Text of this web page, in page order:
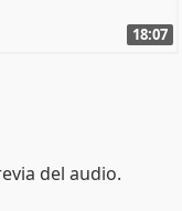
18:07